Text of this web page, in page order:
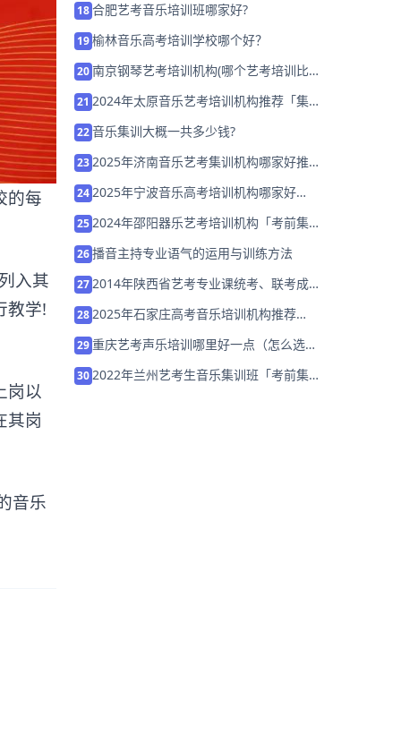
的每
入其
教学!
岗以
其岗
音乐
18合肥艺考音乐培训班哪家好?
19榆林音乐高考培训学校哪个好？
20南京钢琴艺考培训机构(哪个艺考培训比较
21 2024年太原音乐艺考培训机构推荐「集训
22音乐集训大概一共多少钱?
232025年济南音乐艺考集训机构哪家好推荐
242025年宁波音乐高考培训机构哪家好
252024年邵阳器乐艺考培训机构「考前集训
26播音主持专业语气的运用与训练方法
272014年陕西省艺考专业课统考、联考成绩
282025年石家庄高考音乐培训机构推荐
29重庆艺考声乐培训哪里好一点（怎么选择
302022年兰州艺考生音乐集训班「考前集训